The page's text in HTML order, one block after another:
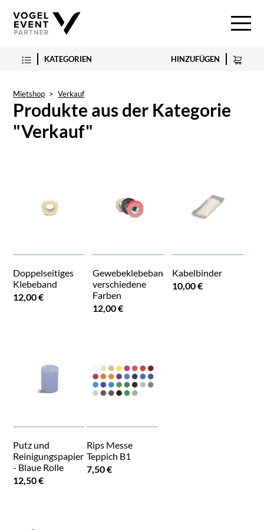
KATEGORIEN HINZUFÜGEN
Mietshop > Verkauf
Produkte aus der Kategorie
"Verkauf"
Doppelseitiges
Klebeband
12,00 €
Gewebeklebeband,
verschiedene
Farben
12,00 €
Kabelbinder
10,00 €
Putz und
Reinigungspapier
- Blaue Rolle
12,50 €
Rips Messe
Teppich B1
7,50 €